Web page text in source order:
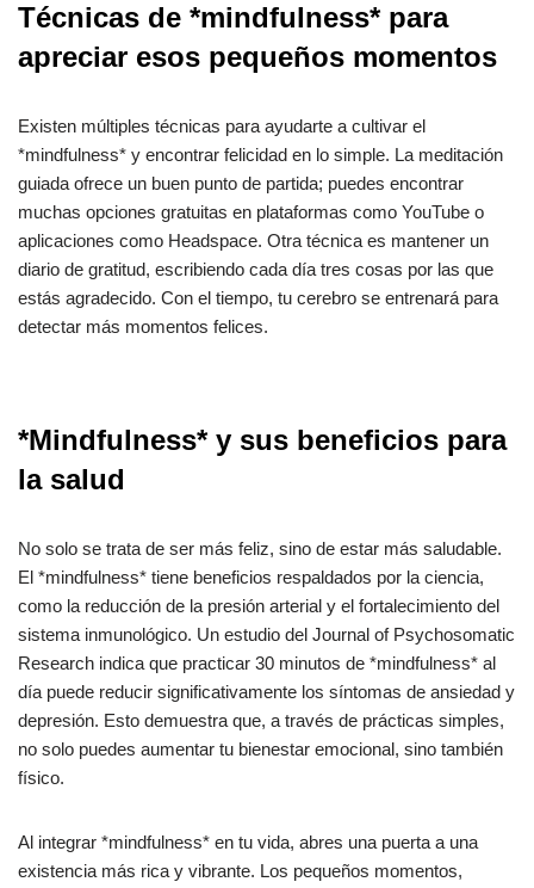
Técnicas de *mindfulness* para
apreciar esos pequeños momentos
Existen múltiples técnicas para ayudarte a cultivar el
*mindfulness* y encontrar felicidad en lo simple. La meditación
guiada ofrece un buen punto de partida; puedes encontrar
muchas opciones gratuitas en plataformas como YouTube o
aplicaciones como Headspace. Otra técnica es mantener un
diario de gratitud, escribiendo cada día tres cosas por las que
estás agradecido. Con el tiempo, tu cerebro se entrenará para
detectar más momentos felices.
*Mindfulness* y sus beneficios para
la salud
No solo se trata de ser más feliz, sino de estar más saludable.
El *mindfulness* tiene beneficios respaldados por la ciencia,
como la reducción de la presión arterial y el fortalecimiento del
sistema inmunológico. Un estudio del Journal of Psychosomatic
Research indica que practicar 30 minutos de *mindfulness* al
día puede reducir significativamente los síntomas de ansiedad y
depresión. Esto demuestra que, a través de prácticas simples,
no solo puedes aumentar tu bienestar emocional, sino también
físico.
Al integrar *mindfulness* en tu vida, abres una puerta a una
existencia más rica y vibrante. Los pequeños momentos,